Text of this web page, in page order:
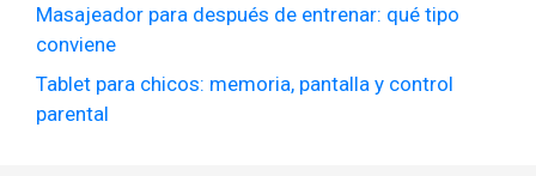
Masajeador para después de entrenar: qué tipo
conviene
Tablet para chicos: memoria, pantalla y control
parental